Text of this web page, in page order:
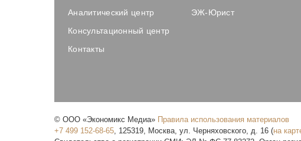
Аналитический центр
Консультационный центр
Контакты
ЭЖ-Юрист
© ООО «Экономикс Медиа» Правила использования материалов
+7 499 152-68-65, 125319, Москва, ул. Черняховского, д. 16 (на